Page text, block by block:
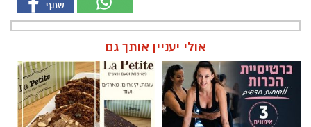
מרום פילאטיס - כרטיסיית הכרות
ללקוחות חדשים
לה פטיט כשאומנות וטעם
נפגשים